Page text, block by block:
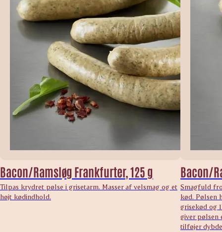
Bacon/Ramsløg Frankfurter, 125 g
Tilpas krydret pølse i grisetarm. Masser af velsmag og et
højt kødindhold.
Bacon/
Smagfuld
kød. Pølsen
grisekød og
giver pølsen
tilføjer